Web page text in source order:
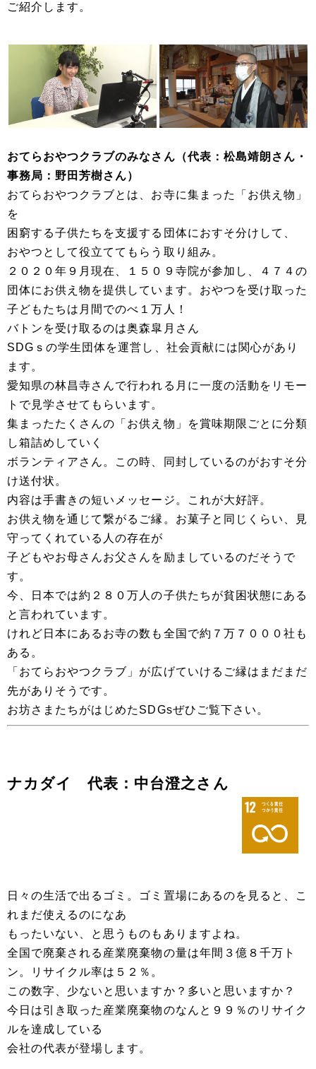
ご紹介します。
おてらおやつクラブのみなさん（代表：松島靖朗さん・
事務局：野田芳樹さん）
おてらおやつクラブとは、お寺に集まった「お供え物」
を
困窮する子供たちを支援する団体におすそ分けして、
おやつとして役立ててもらう取り組み。
２０２０年９月現在、１５０９寺院が参加し、４７４の
団体にお供え物を提供しています。おやつを受け取った
子どもたちは月間でのべ１万人！
バトンを受け取るのは奥森皐月さん
SDGｓの学生団体を運営し、社会貢献には関心があり
ます。
愛知県の林昌寺さんで行われる月に一度の活動をリモー
トで見学させてもらいます。
集まったたくさんの「お供え物」を賞味期限ごとに分類
し箱詰めしていく
ボランティアさん。この時、同封しているのがおすそ分
け送付状。
内容は手書きの短いメッセージ。これが大好評。
お供え物を通じて繋がるご縁。お菓子と同じくらい、見
守ってくれている人の存在が
子どもやお母さんお父さんを励ましているのだそうで
す。
今、日本では約２８０万人の子供たちが貧困状態にある
と言われています。
けれど日本にあるお寺の数も全国で約７万７０００社も
ある。
「おてらおやつクラブ」が広げていけるご縁はまだまだ
先がありそうです。
お坊さまたちがはじめたSDGsぜひご覧下さい。
ナカダイ 代表：中台澄之さん
日々の生活で出るゴミ。ゴミ置場にあるのを見ると、こ
れまだ使えるのになあ
もったいない、と思うものもありますよね。
全国で廃棄される産業廃棄物の量は年間３億８千万ト
ン。リサイクル率は５２％。
この数字、少ないと思いますか？多いと思いますか？
今日は引き取った産業廃棄物のなんと９９％のリサイク
ルを達成している
会社の代表が登場します。